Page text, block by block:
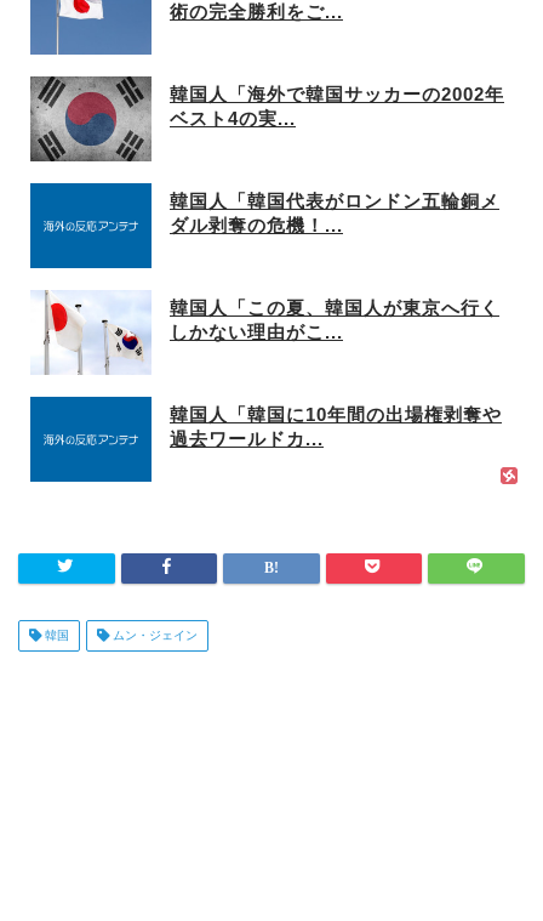
術の完全勝利をご...
韓国人「海外で韓国サッカーの2002年
ベスト4の実...
韓国人「韓国代表がロンドン五輪銅メ
ダル剥奪の危機！...
韓国人「この夏、韓国人が東京へ行く
しかない理由がこ...
韓国人「韓国に10年間の出場権剥奪や
過去ワールドカ...
韓国 ムン・ジェイン